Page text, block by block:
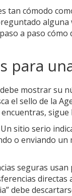
tan cómodo
alguna
a paso
para
mostrar su
el sello de la
sigue
Un sitio serio
o enviando un
seguras usan
debe